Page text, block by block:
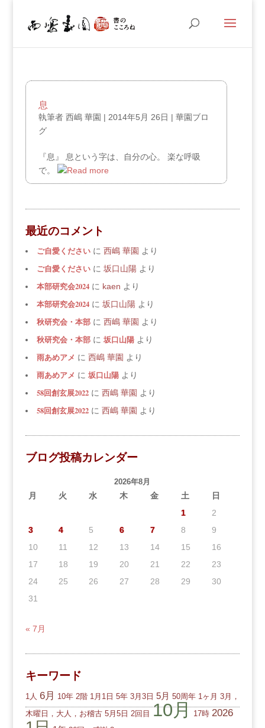
息
執筆者 西嶋 華園 | 2014年5月 26日 | 華園ブロ
グ
『息』 息という字は、自分の心。 楽な呼吸
で。
最近のコメント
ご自愛くださいに 西嶋 華園 より
ご自愛くださいに 坂口山陽より
本部研究会2024に kaen より
本部研究会2024に 坂口山陽より
秋研究会・本部に 西嶋 華園 より
秋研究会・本部に 坂口山陽より
雨あめアメ に 西嶋 華園 より
雨あめアメ に 坂口山陽より
58回創玄展2022に 西嶋 華園 より
58回創玄展2022に 西嶋 華園 より
ブログ投稿カレンダー
2026年8月
月 火 水 木 金 土
日
1
2
3
4 5 6 7 8
9
10
11 12 13 14 15
16
17
18 19 20 21 22
23
24
25 26 27 28 29
30
31
« 7月
キーワード
1人 6月 10年 2階 1月1日 5年 3月3日 5月 50周年 1ヶ月 3月，
木曜日，大人，お稽古 5月5日 2回目 10月 17時 2026